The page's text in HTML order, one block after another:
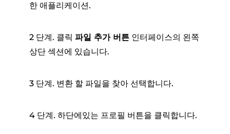
한 애플리케이션.
2 단계. 클릭 파일 추가 버튼인터페이스의 왼쪽
상단 섹션에 있습니다.
3 단계. 변환 할 파일을 찾아 선택합니다.
4 단계. 하단에있는 프로필 버튼을 클릭합니다.